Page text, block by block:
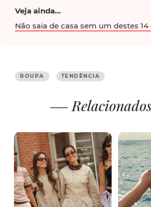
Veja ainda...
Não saia de casa sem um destes
ROUPA TENDÊNCIA